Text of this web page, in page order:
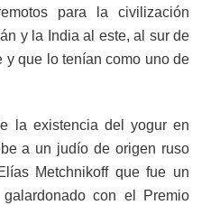
para la civilización
y la India al este, al sur de
y que lo tenían como uno de
la existencia del yogur en
a un judío de origen ruso
Metchnikoff que fue un
con el Premio